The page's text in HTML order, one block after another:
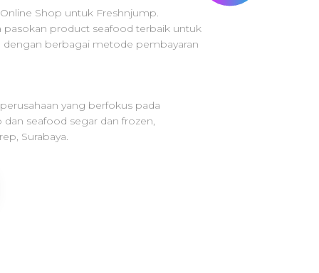
Shop untuk Freshnjump.
pasokan product seafood terbaik untuk
dengan berbagai metode pembayaran
yang berfokus pada
seafood segar dan frozen,
Surabaya.